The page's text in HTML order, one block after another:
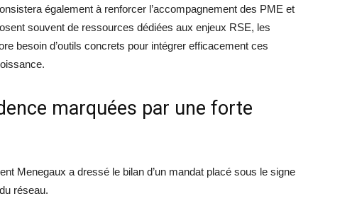
également à renforcer l’accompagnement des PME et
souvent de ressources dédiées aux enjeux RSE, les
besoin d’outils concrets pour intégrer efficacement ces
marquées par une forte
Menegaux a dressé le bilan d’un mandat placé sous le signe
réseau.